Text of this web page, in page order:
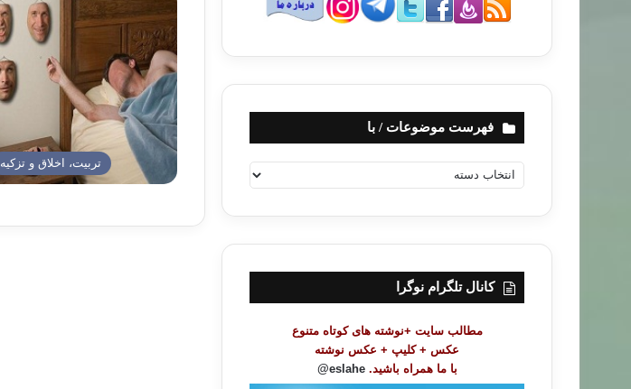
تربیت، اخلاق و تزکیه
فهرست موضوعات / با
ه
ت
ض
کانال تلگرام نوگرا
مطالب سایت +نوشته های کوتاه متنوع
عکس + کلیپ + عکس نوشته
با ما همراه باشید. eslahe@